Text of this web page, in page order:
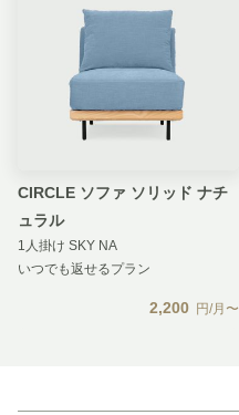
CIRCLE ソファ ソリッド ナチ
ュラル
1人掛け SKY NA
いつでも返せるプラン
2,200 円/月〜